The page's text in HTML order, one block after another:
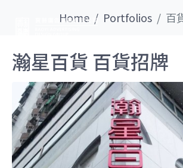
Home Portfolios 百
瀚星百貨 百貨招牌